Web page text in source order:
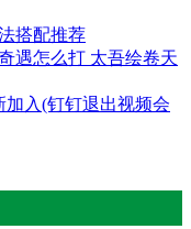
搭配推荐
遇怎么打 太吾绘卷天
入(钉钉退出视频会